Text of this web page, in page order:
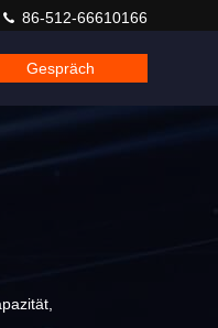
86-512-66610166
Gespräch